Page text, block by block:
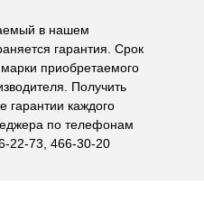
в нашем
гарантия. Срок
марки приобретаемого
Получить
каждого
по телефонам
22-73, 466-30-20